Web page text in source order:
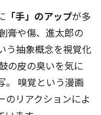
「手」のアップが多
膏や傷、進太郎の
う抽象概念を視覚化
の皮の臭いを気に
。 嗅覚という漫画
のリアクションによ